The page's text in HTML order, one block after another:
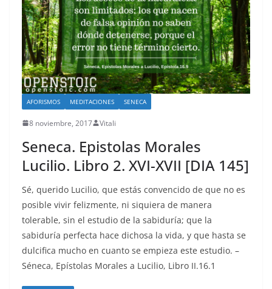
AFORISMOS MEDITACIONES SENECA
8 noviembre, 2017 Vitali
Seneca. Epistolas Morales
Lucilio. Libro 2. XVI-XVII [DIA 145]
Sé, querido Lucilio, que estás convencido de que no es
posible vivir felizmente, ni siquiera de manera
tolerable, sin el estudio de la sabiduría; que la
sabiduría perfecta hace dichosa la vida, y que hasta se
dulcifica mucho en cuanto se empieza este estudio. –
Séneca, Epístolas Morales a Lucilio, Libro II.16.1